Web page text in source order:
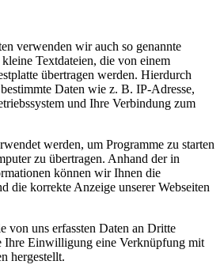
verwenden wir auch so genannte
Textdateien, die von einem
übertragen werden. Hierdurch
Daten wie z. B. IP-Adresse,
und Ihre Verbindung zum
werden, um Programme zu starten
zu übertragen. Anhand der in
können wir Ihnen die
die korrekte Anzeige unserer Webseiten
von uns erfassten Daten an Dritte
Ihre Einwilligung eine Verknüpfung mit
hergestellt.